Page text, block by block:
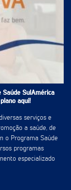
Saúde SulAmérica
aqui!
serviços e
a saúde, de
o Programa Saúde
programas
especializado